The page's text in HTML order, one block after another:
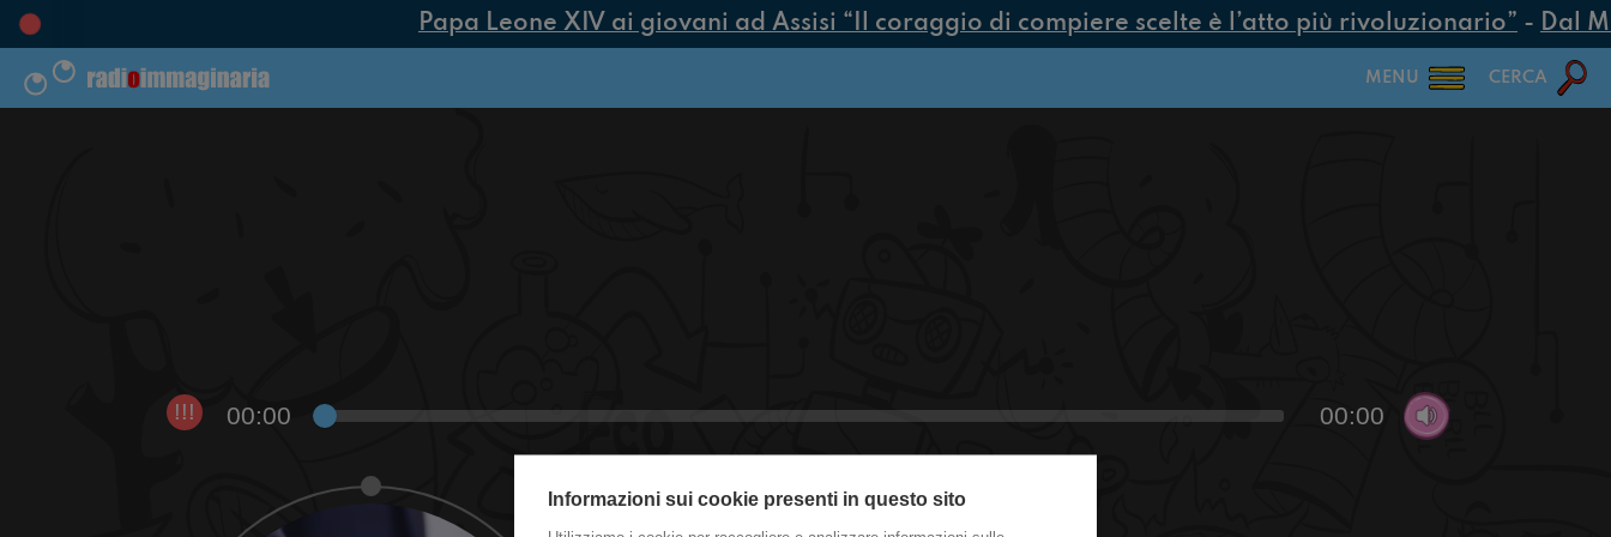
Papa Leone XIV ai giovani ad Assisi “Il coraggio di compiere scelte è l’atto più rivoluzionario”- Dal
MENU CERCA
!!! 00:00 00:00
Informazioni sui cookie presenti in questo sito